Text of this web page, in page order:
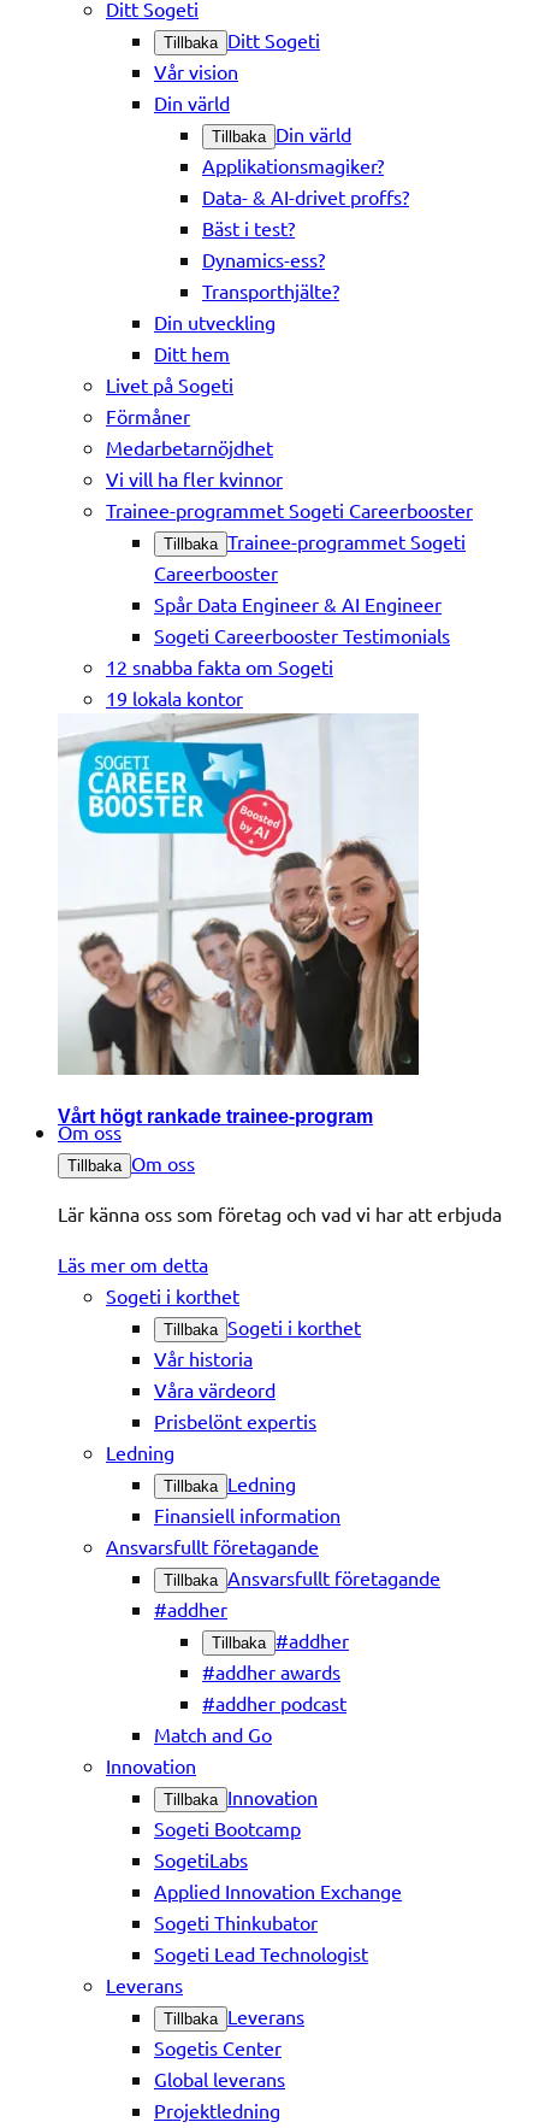
Ditt Sogeti
Tillbaka Ditt Sogeti
Vår vision
Din värld
Tillbaka Din värld
Applikationsmagiker?
Data- & AI-drivet proffs?
Bäst i test?
Dynamics-ess?
Transporthjälte?
Din utveckling
Ditt hem
Livet på Sogeti
Förmåner
Medarbetarnöjdhet
Vi vill ha fler kvinnor
Trainee-programmet Sogeti Careerbooster
Tillbaka Trainee-programmet Sogeti
Careerbooster
Spår Data Engineer & AI Engineer
Sogeti Careerbooster Testimonials
12 snabba fakta om Sogeti
19 lokala kontor
Vårt högt rankade trainee-program
Om oss
Tillbaka Om oss
Lär känna oss som företag och vad vi har att erbjuda
Läs mer om detta
Sogeti i korthet
Tillbaka Sogeti i korthet
Vår historia
Våra värdeord
Prisbelönt expertis
Ledning
Tillbaka Ledning
Finansiell information
Ansvarsfullt företagande
Tillbaka Ansvarsfullt företagande
#addher
Tillbaka #addher
#addher awards
#addher podcast
Match and Go
Innovation
Tillbaka Innovation
Sogeti Bootcamp
SogetiLabs
Applied Innovation Exchange
Sogeti Thinkubator
Sogeti Lead Technologist
Leverans
Tillbaka Leverans
Sogetis Center
Global leverans
Projektledning